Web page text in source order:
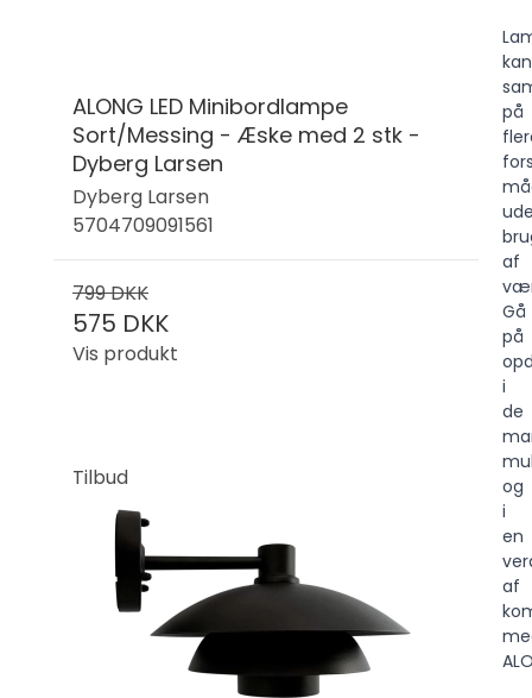
ALONG LED Minibordlampe
Sort/Messing - Æske med 2 stk -
Dyberg Larsen
Dyberg Larsen
5704709091561
799 DKK
575 DKK
Vis produkt
Tilbud
kan
på
af
Gå
på
i
de
og
i
en
af